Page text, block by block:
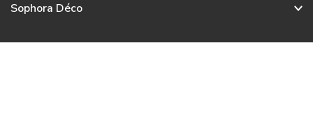
Sophora Déco
Service client